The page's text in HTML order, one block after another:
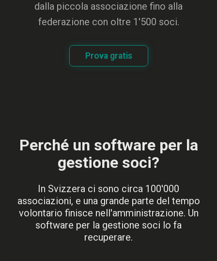
dalla piccola associazione fino alla
federazione con oltre 1'500 soci.
Prova gratis
Perché un software per la
gestione soci?
In Svizzera ci sono circa 100'000
associazioni, e una grande parte del tempo
volontario finisce nell'amministrazione. Un
software per la gestione soci lo fa
recuperare.